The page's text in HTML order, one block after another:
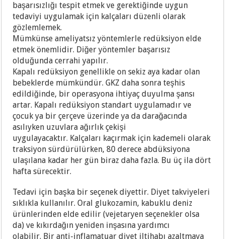
başarısızlığı tespit etmek ve gerektiğinde uygun
tedaviyi uygulamak için kalçaları düzenli olarak
gözlemlemek.
Mümkünse ameliyatsız yöntemlerle redüksiyon elde
etmek önemlidir. Diğer yöntemler başarısız
olduğunda cerrahi yapılır.
Kapalı redüksiyon genellikle on sekiz aya kadar olan
bebeklerde mümkündür. GKZ daha sonra teşhis
edildiğinde, bir operasyona ihtiyaç duyulma şansı
artar. Kapalı redüksiyon standart uygulamadır ve
çocuk ya bir çerçeve üzerinde ya da darağacında
asılıyken uzuvlara ağırlık çekişi
uygulayacaktır. Kalçaları kaçırmak için kademeli olarak
traksiyon sürdürülürken, 80 derece abdüksiyona
ulaşılana kadar her gün biraz daha fazla. Bu üç ila dört
hafta sürecektir.
Tedavi için başka bir seçenek diyettir. Diyet takviyeleri
sıklıkla kullanılır. Oral glukozamin, kabuklu deniz
ürünlerinden elde edilir (vejetaryen seçenekler olsa
da) ve kıkırdağın yeniden inşasına yardımcı
olabilir. Bir anti-inflamatuar diyet iltihabı azaltmaya